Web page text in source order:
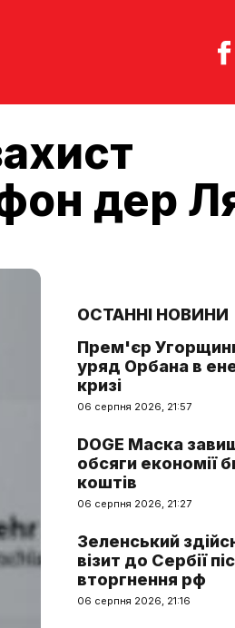
дер
ОСТАННІ НОВИНИ
Прем'єр
уряд Орбана в
кризі
06 серпня 2026, 21:57
DOGE Маска
обсяги економії
коштів
06 серпня 2026, 21:27
Зеленський
візит до Сербії
вторгнення рф
06 серпня 2026, 21:16